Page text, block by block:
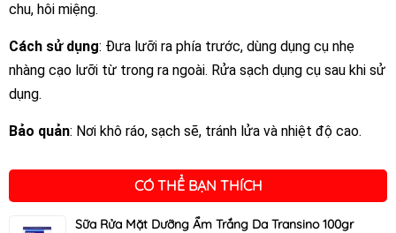
chu, hôi miệng.
Cách sử dụng: Đưa lưỡi ra phía trước, dùng dụng cụ nhẹ
nhàng cạo lưỡi từ trong ra ngoài. Rửa sạch dụng cụ sau khi sử
dụng.
Bảo quản: Nơi khô ráo, sạch sẽ, tránh lửa và nhiệt độ cao.
CÓ THỂ BẠN THÍCH
Sữa Rửa Mặt Dưỡng Ẩm Trắng Da Transino 100gr